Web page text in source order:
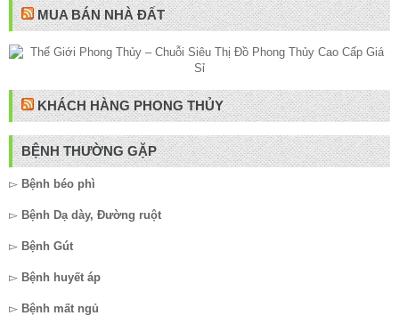
MUA BÁN NHÀ ĐẤT
KHÁCH HÀNG PHONG THỦY
BỆNH THƯỜNG GẶP
▻ Bệnh béo phì
▻ Bệnh Dạ dày, Đường ruột
▻ Bệnh Gút
▻ Bệnh huyết áp
▻ Bệnh mất ngủ